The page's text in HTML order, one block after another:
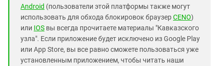
Android (пользователи этой платформы также могут
использовать для обхода блокировок браузерCENO)
или IOS вы всегда прочитаете материалы "Кавказского
узла". Если приложение будет исключено из Google Play
или App Store, вы все равно сможете пользоваться уже
установленным приложением, чтобы читать наши